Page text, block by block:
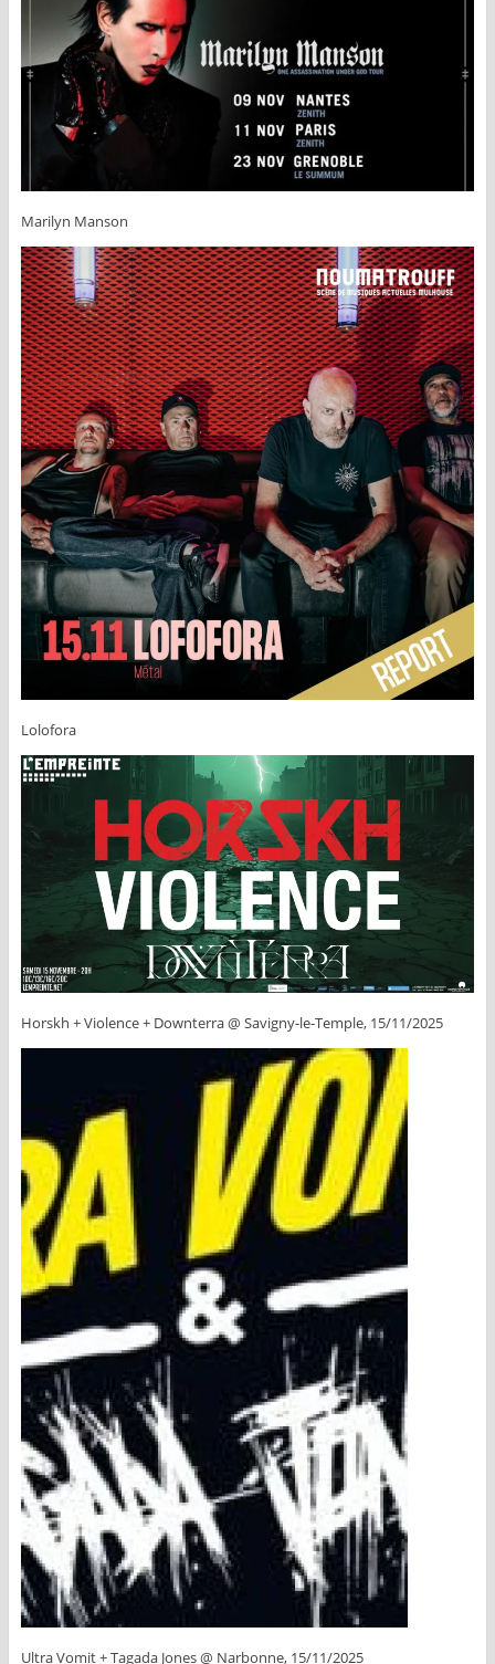
Marilyn Manson
Lolofora
Horskh + Violence + Downterra @ Savigny-le-Temple, 15/11/2025
Ultra Vomit + Tagada Jones @ Narbonne, 15/11/2025